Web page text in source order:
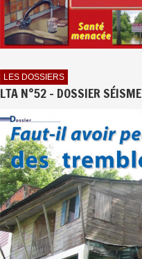
LES DOSSIERS
LTA N°52 - DOSSIER SÉISME